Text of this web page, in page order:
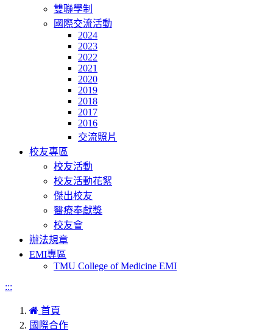
雙聯學制
國際交流活動
2024
2023
2022
2021
2020
2019
2018
2017
2016
交流照片
校友專區
校友活動
校友活動花絮
傑出校友
醫療奉獻獎
校友會
辦法規章
EMI專區
TMU College of Medicine EMI
:::
首頁
國際合作